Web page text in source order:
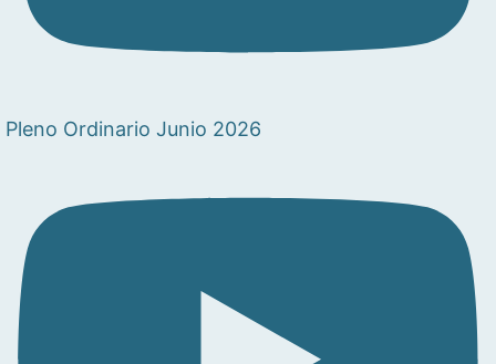
Pleno Ordinario Junio 2026